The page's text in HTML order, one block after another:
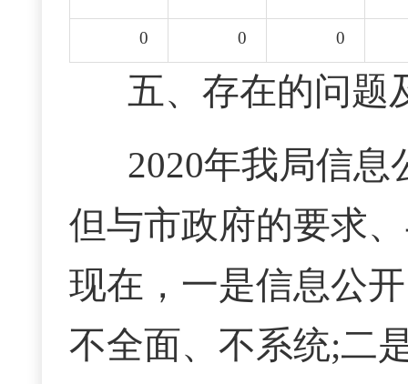
0 0 0
五、存在的问题
2020年我局信
但与市政府的要求
现在，一是信息公
不全面、不系统;二